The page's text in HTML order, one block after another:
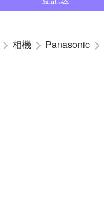
相機 Panasonic